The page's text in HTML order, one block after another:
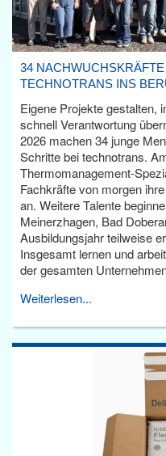
34
TECHNOTRANS INS
Eigene Projekte gestalten,
schnell Verantwortung
2026 machen 34 junge
Schritte bei technotrans.
Thermomanagement-
Fachkräfte von morgen
an. Weitere Talente
Meinerzhagen, Bad
Ausbildungsjahr teilweise
Insgesamt lernen und
der gesamten
Weiterlesen...